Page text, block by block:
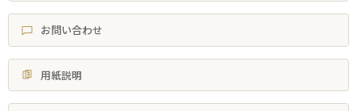
お問い合わせ
用紙説明